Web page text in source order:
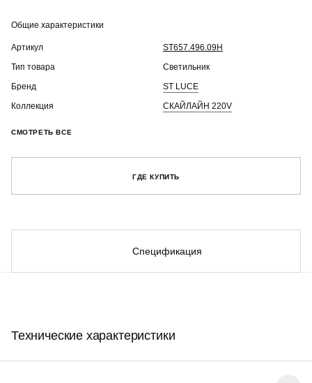
Общие характеристики
Артикул
ST657.496.09H
Тип товара
Светильник
Бренд
ST LUCE
Коллекция
СКАЙЛАЙН 220V
СМОТРЕТЬ ВСЕ
ГДЕ КУПИТЬ
Спецификация
Технические характеристики